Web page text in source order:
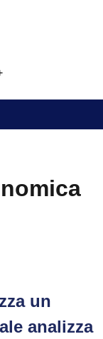
un
analizza